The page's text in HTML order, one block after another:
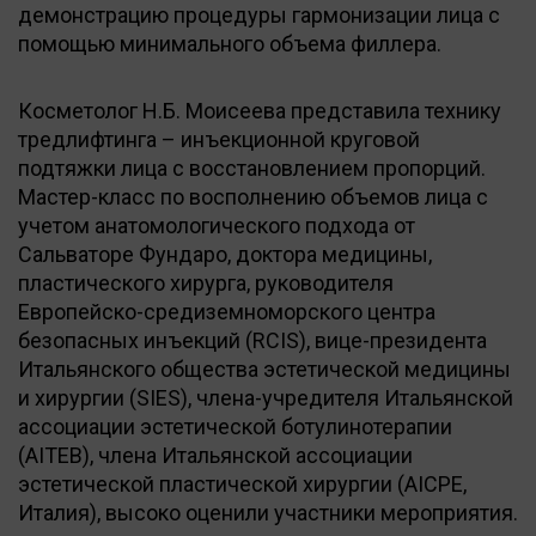
демонстрацию процедуры гармонизации лица с
помощью минимального объема филлера.
Косметолог Н.Б. Моисеева представила технику
тредлифтинга – инъекционной круговой
подтяжки лица с восстановлением пропорций.
Мастер-класс по восполнению объемов лица с
учетом анатомологического подхода от
Сальваторе Фундаро, доктора медицины,
пластического хирурга, руководителя
Европейско-средиземноморского центра
безопасных инъекций (RCIS), вице-президента
Итальянского общества эстетической медицины
и хирургии (SIES), члена-учредителя Итальянской
ассоциации эстетической ботулинотерапии
(AITEB), члена Итальянской ассоциации
эстетической пластической хирургии (AICPE,
Италия), высоко оценили участники мероприятия.